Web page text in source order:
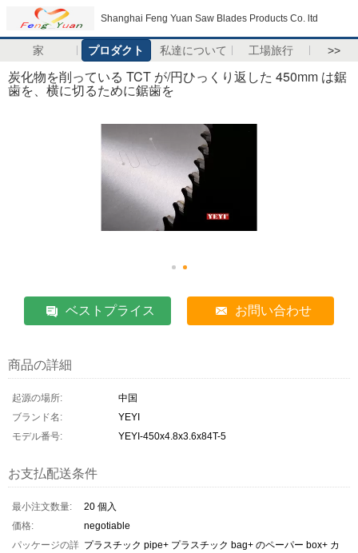
Shanghai Feng Yuan Saw Blades Products Co. ltd
家 プロダクト 私達について 工場旅行 >>
炭化物を削っている TCT が/円ひっくり返した 450mm は鋸
歯を、横に切るために鋸歯を
ベストプライス お問い合わせ
商品の詳細
起源の場所:
中国
ブランド名:
YEYI
モデル番号:
YEYI-450x4.8x3.6x84T-5
お支払配送条件
最小注文数量:
20 個入
価格:
negotiable
パッケージの詳 プラスチック pipe+ プラスチック bag+ のペーパー box+ カ